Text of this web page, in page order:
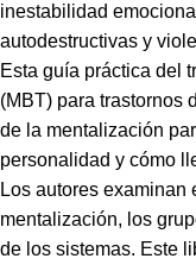
inestabilidad
autodestructivas y
Esta guía práctica del
(MBT) para trastornos
de la mentalización
personalidad y cómo
Los autores examinan
mentalización, los
de los sistemas. Este